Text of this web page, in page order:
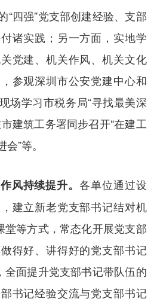
“四强”党支部创建经验、支部
诸实践；另一方面，实地学
党建、机关作风、机关文化
参观深圳市公安党建中心和
场学习市税务局“寻找最美深
建筑工务署同步召开“在建工
”等。
风持续提升。各单位通过设
建立新老党支部书记结对机
堂等方式，常态化开展党支部
得好、讲得好的党支部书记
全面提升党支部书记带队伍的
书记经验交流与党支部书记